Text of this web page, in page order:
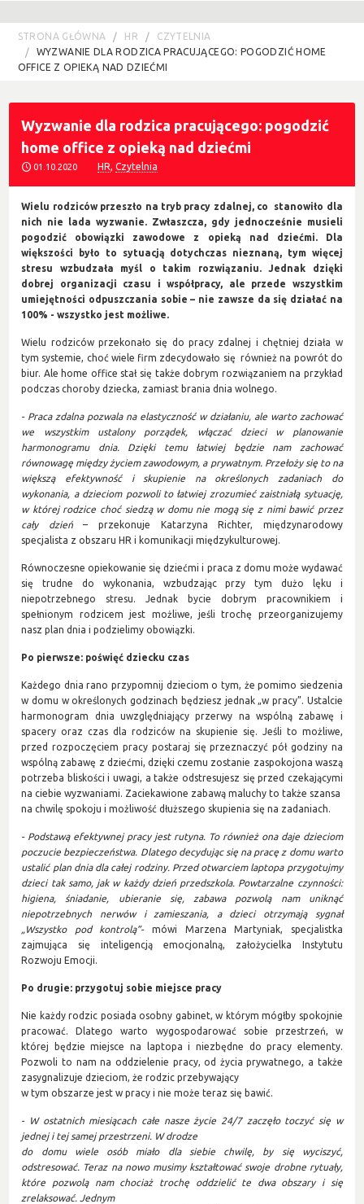
STRONA GŁÓWNA HR
CZYTELNIA
WYZWANIE DLA RODZICA PRACUJĄCEGO: POGODZIĆ HOME
OFFICE Z OPIEKĄ NAD DZIEĆMI
Wyzwanie dla rodzica pracującego: pogodzić
home office z opieką nad dziećmi
01.10.2020 HR,Czytelnia
Wielu rodziców przeszło na tryb pracy zdalnej, co stanowiło dla
nich nie lada wyzwanie. Zwłaszcza, gdy jednocześnie musieli
pogodzić obowiązki zawodowe z opieką nad dziećmi. Dla
większości było to sytuacją dotychczas nieznaną, tym więcej
stresu wzbudzała myśl o takim rozwiązaniu. Jednak dzięki
dobrej organizacji czasu i współpracy, ale przede wszystkim
umiejętności odpuszczania sobie – nie zawsze da się działać na
100% - wszystko jest możliwe.
Wielu rodziców przekonało się do pracy zdalnej i chętniej działa w
tym systemie, choć wiele firm zdecydowało się również na powrót do
biur. Ale home office stał się także dobrym rozwiązaniem na przykład
podczas choroby dziecka, zamiast brania dnia wolnego.
- Praca zdalna pozwala na elastyczność w działaniu, ale warto zachować
we wszystkim ustalony porządek, włączać dzieci w planowanie
harmonogramu dnia. Dzięki temu łatwiej będzie nam zachować
równowagę między życiem zawodowym, a prywatnym. Przełoży się to na
większą efektywność i skupienie na określonych zadaniach do
wykonania, a dzieciom pozwoli to łatwiej zrozumieć zaistniałą sytuację,
w której rodzice choć siedzą w domu nie mogą się z nimi bawić przez
cały dzień– przekonuje Katarzyna Richter, międzynarodowy
specjalista z obszaru HR i komunikacji międzykulturowej.
Równoczesne opiekowanie się dziećmi i praca z domu może wydawać
się trudne do wykonania, wzbudzając przy tym dużo lęku i
niepotrzebnego stresu. Jednak bycie dobrym pracownikiem i
spełnionym rodzicem jest możliwe, jeśli trochę przeorganizujemy
nasz plan dnia i podzielimy obowiązki.
Po pierwsze: poświęć dziecku czas
Każdego dnia rano przypomnij dzieciom o tym, że pomimo siedzenia
w domu w określonych godzinach będziesz jednak „w pracy”. Ustalcie
harmonogram dnia uwzględniający przerwy na wspólną zabawę i
spacery oraz czas dla rodziców na skupienie się. Jeśli to możliwe,
przed rozpoczęciem pracy postaraj się przeznaczyć pół godziny na
wspólną zabawę z dziećmi, dzięki czemu zostanie zaspokojona waszą
potrzeba bliskości i uwagi, a także odstresujesz się przed czekającymi
na ciebie wyzwaniami. Zaciekawione zabawą maluchy to także szansa
na chwilę spokoju i możliwość dłuższego skupienia się na zadaniach.
- Podstawą efektywnej pracy jest rutyna. To również ona daje dzieciom
poczucie bezpieczeństwa. Dlatego decydując się na pracę z domu warto
ustalić plan dnia dla całej rodziny. Przed otwarciem laptopa przygotujmy
dzieci tak samo, jak w każdy dzień przedszkola. Powtarzalne czynności:
higiena, śniadanie, ubieranie się, zabawa pozwolą nam uniknąć
niepotrzebnych nerwów i zamieszania, a dzieci otrzymają sygnał
„Wszystko pod kontrolą”- mówi Marzena Martyniak, specjalistka
zajmująca się inteligencją emocjonalną, założycielka Instytutu
Rozwoju Emocji.
Po drugie: przygotuj sobie miejsce pracy
Nie każdy rodzic posiada osobny gabinet, w którym mógłby spokojnie
pracować. Dlatego warto wygospodarować sobie przestrzeń, w
której będzie miejsce na laptopa i niezbędne do pracy elementy.
Pozwoli to nam na oddzielenie pracy, od życia prywatnego, a także
zasygnalizuje dzieciom, że rodzic przebywający
w tym obszarze jest w pracy i nie może teraz się bawić.
- W ostatnich miesiącach całe nasze życie 24/7 zaczęło toczyć się w
jednej i tej samej przestrzeni. W drodze
do domu wiele osób miało dla siebie chwilę, by się wyciszyć,
odstresować. Teraz na nowo musimy kształtować swoje drobne rytuały,
które pozwolą nam chociaż trochę oddzielić te dwa obszary i się
zrelaksować. Jednym